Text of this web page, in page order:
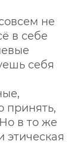
не
в себе
себя
в то же
этическая